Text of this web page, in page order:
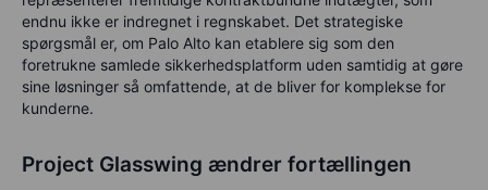
endnu ikke er indregnet i regnskabet. Det strategiske
spørgsmål er, om Palo Alto kan etablere sig som den
foretrukne samlede sikkerhedsplatform uden samtidig at gøre
sine løsninger så omfattende, at de bliver for komplekse for
kunderne.
Project Glasswing ændrer fortællingen